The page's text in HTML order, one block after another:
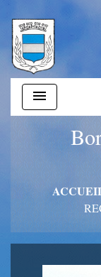
menu